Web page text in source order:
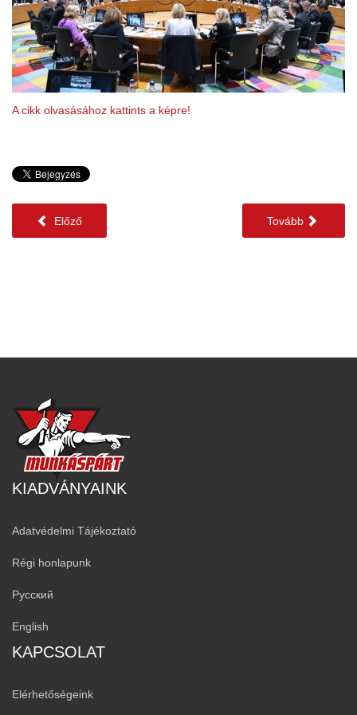
A cikk olvasásához kattints a képre!
Előző Tovább
KIADVÁNYAINK
Adatvédelmi Tájékoztató
Régi honlapunk
Русский
English
KAPCSOLAT
Elérhetőségeink